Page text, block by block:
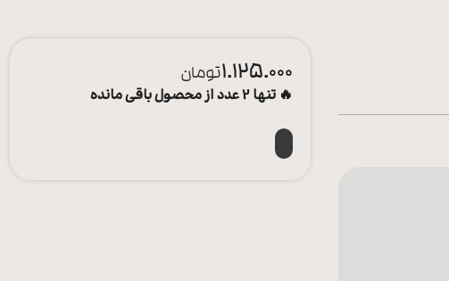
1.125.000تومان
🔥 تنها 2 عدد از محصول باقی مانده
افزودن به سبد خرید